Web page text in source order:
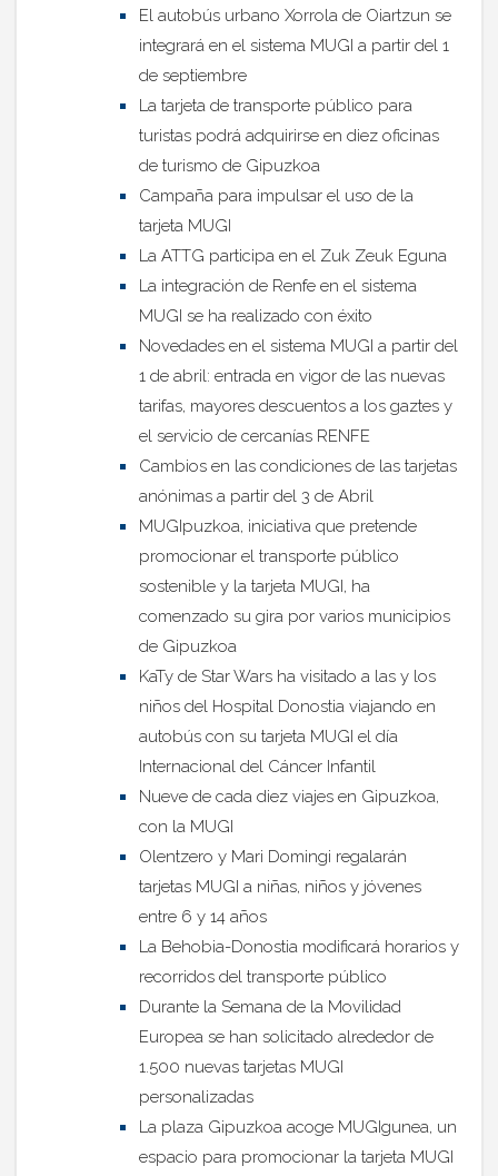
El autobús urbano Xorrola de Oiartzun se
integrará en el sistema MUGI a partir del 1
de septiembre
La tarjeta de transporte público para
turistas podrá adquirirse en diez oficinas
de turismo de Gipuzkoa
Campaña para impulsar el uso de la
tarjeta MUGI
La ATTG participa en el Zuk Zeuk Eguna
La integración de Renfe en el sistema
MUGI se ha realizado con éxito
Novedades en el sistema MUGI a partir del
1 de abril: entrada en vigor de las nuevas
tarifas, mayores descuentos a los gaztes y
el servicio de cercanías RENFE
Cambios en las condiciones de las tarjetas
anónimas a partir del 3 de Abril
MUGIpuzkoa, iniciativa que pretende
promocionar el transporte público
sostenible y la tarjeta MUGI, ha
comenzado su gira por varios municipios
de Gipuzkoa
KaTy de Star Wars ha visitado a las y los
niños del Hospital Donostia viajando en
autobús con su tarjeta MUGI el día
Internacional del Cáncer Infantil
Nueve de cada diez viajes en Gipuzkoa,
con la MUGI
Olentzero y Mari Domingi regalarán
tarjetas MUGI a niñas, niños y jóvenes
entre 6 y 14 años
La Behobia-Donostia modificará horarios y
recorridos del transporte público
Durante la Semana de la Movilidad
Europea se han solicitado alrededor de
1.500 nuevas tarjetas MUGI
personalizadas
La plaza Gipuzkoa acoge MUGIgunea, un
espacio para promocionar la tarjeta MUGI